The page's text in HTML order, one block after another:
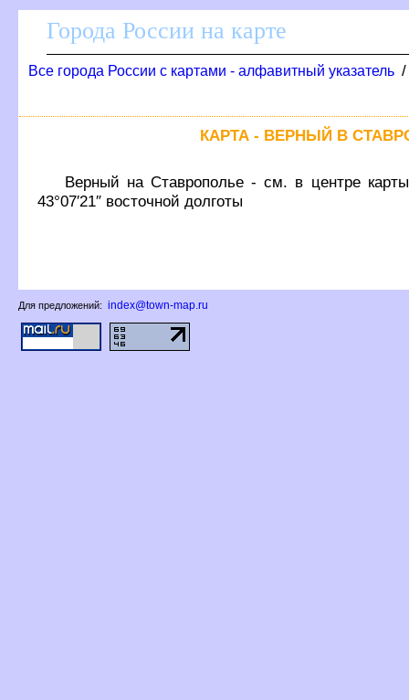
Города России на карте
се города России с картами - алфавитный указатель
КАРТА - ВЕРНЫЙ В
ерный на Ставрополье - см. в центре карты
43°07′21″ восточной долготы
Для предложений: index@town-map.ru